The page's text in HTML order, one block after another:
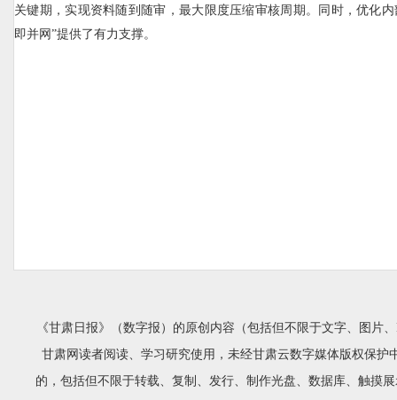
关键期，实现资料随到随审，最大限度压缩审核周期。同时，优化
即并网”提供了有力支撑。
《甘肃日报》（数字报）的原创内容（包括但不限于文字、图
甘肃网读者阅读、学习研究使用，未经甘肃云数字媒体版权保
的，包括但不限于转载、复制、发行、制作光盘、数据库、触摸